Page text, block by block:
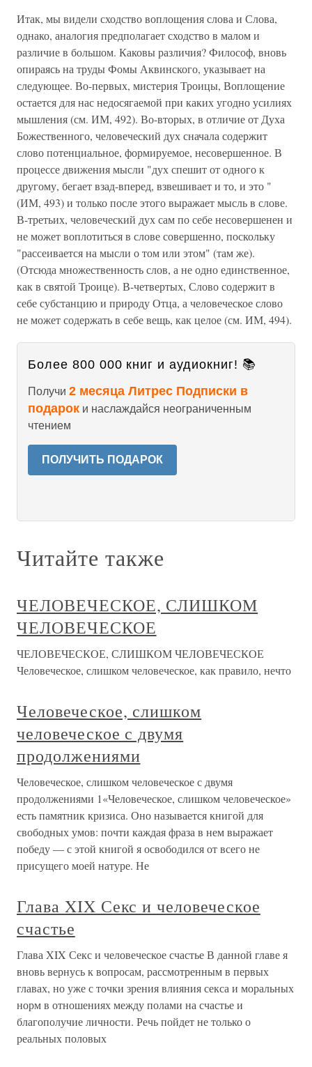
Итак, мы видели сходство воплощения слова и Слова,
однако, аналогия предполагает сходство в малом и
различие в большом. Каковы различия? Философ, вновь
опираясь на труды Фомы Аквинского, указывает на
следующее. Во-первых, мистерия Троицы, Воплощение
остается для нас недосягаемой при каких угодно усилиях
мышления (см. ИМ, 492). Во-вторых, в отличие от Духа
Божественного, человеческий дух сначала содержит
слово потенциальное, формируемое, несовершенное. В
процессе движения мысли "дух спешит от одного к
другому, бегает взад-вперед, взвешивает и то, и это "
(ИМ, 493) и только после этого выражает мысль в слове.
В-третьих, человеческий дух сам по себе несовершенен и
не может воплотиться в слове совершенно, поскольку
"рассеивается на мысли о том или этом" (там же).
(Отсюда множественность слов, а не одно единственное,
как в святой Троице). В-четвертых, Слово содержит в
себе субстанцию и природу Отца, а человеческое слово
не может содержать в себе вещь, как целое (см. ИМ, 494).
Более 800 000 книг и аудиокниг! 📚
Получи 2 месяца Литрес Подписки в
подарок и наслаждайся неограниченным
чтением
ПОЛУЧИТЬ ПОДАРОК
Читайте также
ЧЕЛОВЕЧЕСКОЕ, СЛИШКОМ
ЧЕЛОВЕЧЕСКОЕ
ЧЕЛОВЕЧЕСКОЕ, СЛИШКОМ ЧЕЛОВЕЧЕСКОЕ
Человеческое, слишком человеческое, как правило, нечто
Человеческое, слишком
человеческое с двумя
продолжениями
Человеческое, слишком человеческое с двумя
продолжениями 1«Человеческое, слишком человеческое»
есть памятник кризиса. Оно называется книгой для
свободных умов: почти каждая фраза в нем выражает
победу — с этой книгой я освободился от всего не
присущего моей натуре. Не
Глава XIX Секс и человеческое
счастье
Глава XIX Секс и человеческое счастье В данной главе я
вновь вернусь к вопросам, рассмотренным в первых
главах, но уже с точки зрения влияния секса и моральных
норм в отношениях между полами на счастье и
благополучие личности. Речь пойдет не только о
реальных половых